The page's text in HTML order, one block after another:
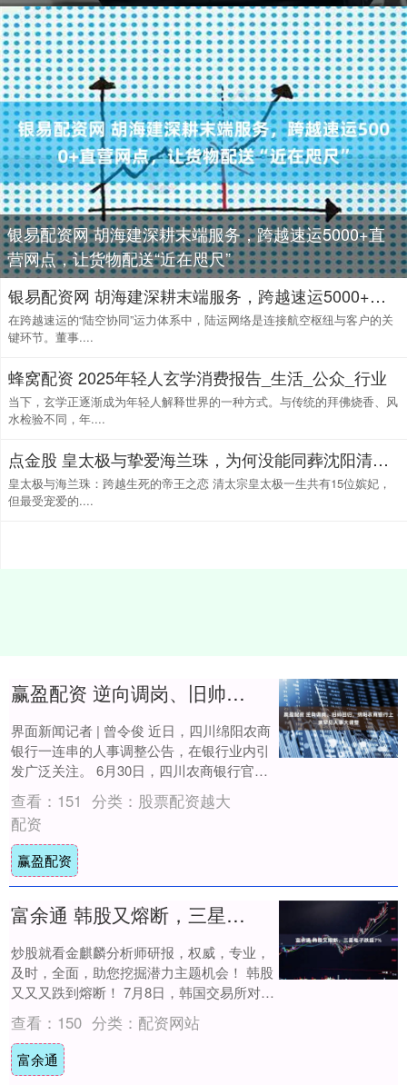
银易配资网 胡海建深耕末端服务，跨越速运5000+直
营网点，让货物配送“近在咫尺”
银易配资网 胡海建深耕末端服务，跨越速运5000+直营网点，让货物配送“近在咫尺”
在跨越速运的“陆空协同”运力体系中，陆运网络是连接航空枢纽与客户的关
键环节。董事....
蜂窝配资 2025年轻人玄学消费报告_生活_公众_行业
当下，玄学正逐渐成为年轻人解释世界的一种方式。与传统的拜佛烧香、风
水检验不同，年....
点金股 皇太极与挚爱海兰珠，为何没能同葬沈阳清昭陵地宫？
皇太极与海兰珠：跨越生死的帝王之恋 清太宗皇太极一生共有15位嫔妃，
但最受宠爱的....
赢盈配资 逆向调岗、旧帅回归，绵阳农商银行上演罕见人事大调整
界面新闻记者 | 曾令俊 近日，四川绵阳农商
银行一连串的人事调整公告，在银行业内引
发广泛关注。 6月30日，四川农商银行官网
披露，6月23日，绵阳农商银行董事会....
查看： 151 分类： 股票配资越大
配资
赢盈配资
富余通 韩股又熔断，三星电子跌超7%
炒股就看金麒麟分析师研报，权威，专业，
及时，全面，助您挖掘潜力主题机会！ 韩股
又又又跌到熔断！ 7月8日，韩国交易所对韩
国创业板指（KOSDAQ）启动熔断机制，....
查看： 150 分类： 配资网站
富余通